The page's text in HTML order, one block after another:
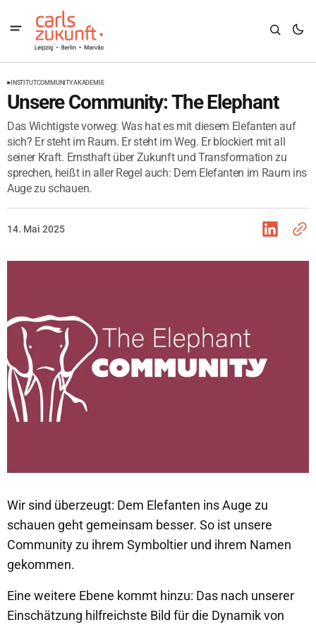
INSTITUTCOMMUNITYAKADEMIE
Unsere Community: The Elephant
Das Wichtigste vorweg: Was hat es mit diesem Elefanten auf
sich? Er steht im Raum. Er steht im Weg. Er blockiert mit all
seiner Kraft. Ernsthaft über Zukunft und Transformation zu
sprechen, heißt in aller Regel auch: Dem Elefanten im Raum ins
Auge zu schauen.
14. Mai 2025
Wir sind überzeugt: Dem Elefanten ins Auge zu
schauen geht gemeinsam besser. So ist unsere
Community zu ihrem Symboltier und ihrem Namen
gekommen.
Eine weitere Ebene kommt hinzu: Das nach unserer
Einschätzung hilfreichste Bild für die Dynamik von